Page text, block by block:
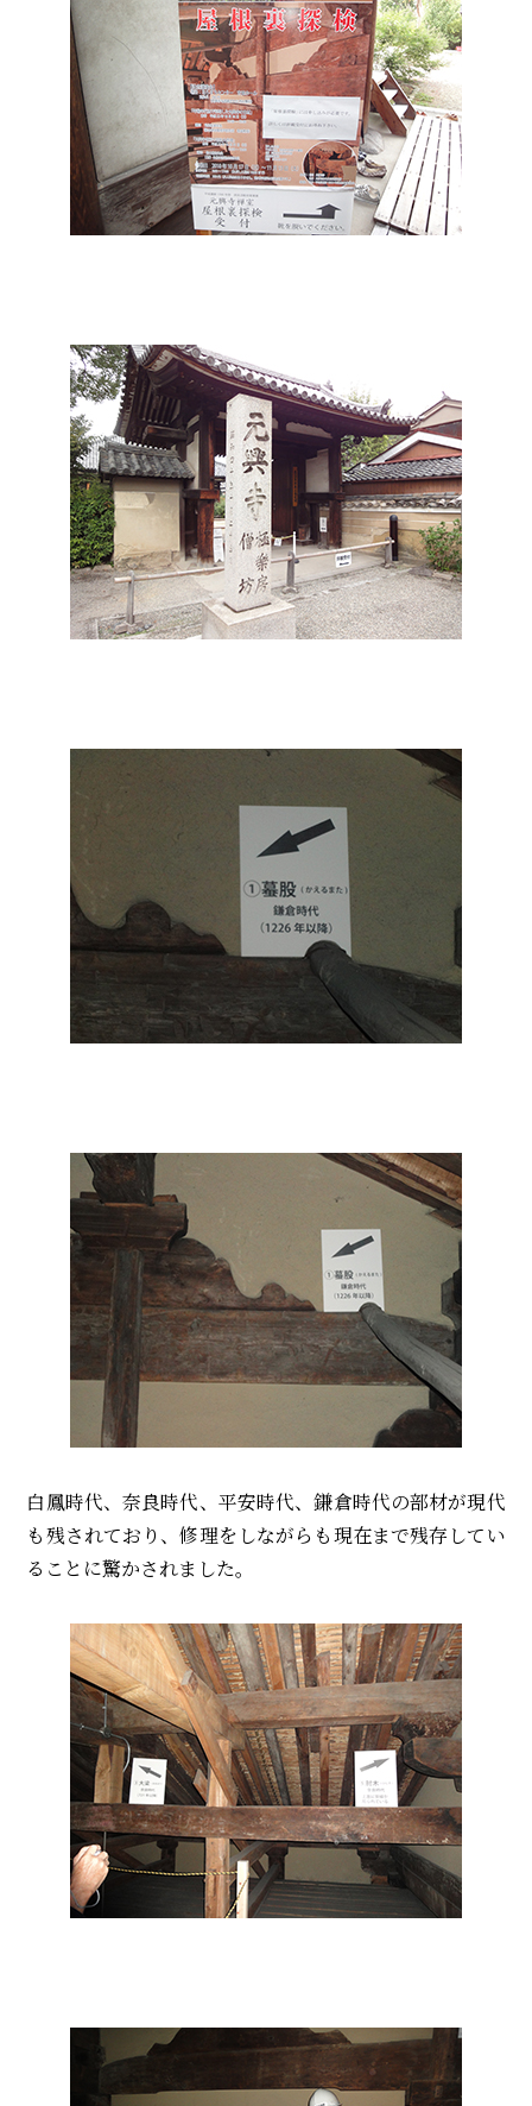
白鳳時代、奈良時代、平安時代、鎌倉時代の部材が現代
も残されており、修理をしながらも現在まで残存してい
ることに驚かされました。